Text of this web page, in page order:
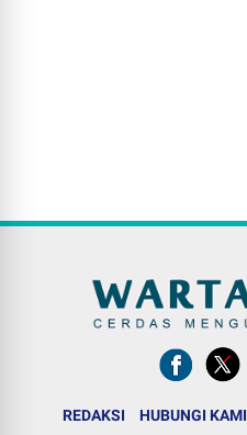
REDAKSI HUBUNGI KAMI